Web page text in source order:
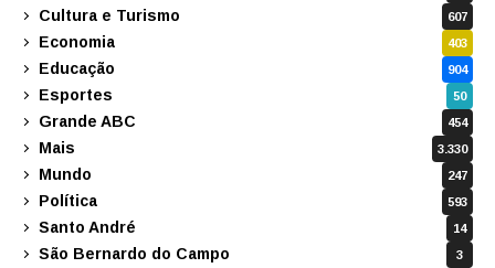
Cultura e Turismo 607
Economia 403
Educação 904
Esportes 50
Grande ABC 454
Mais 3.330
Mundo 247
Política 593
Santo André 14
São Bernardo do Campo 3